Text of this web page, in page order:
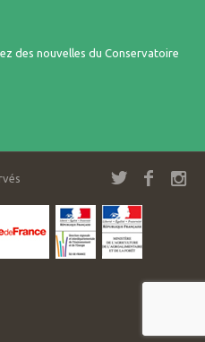
des nouvelles du Conservatoire